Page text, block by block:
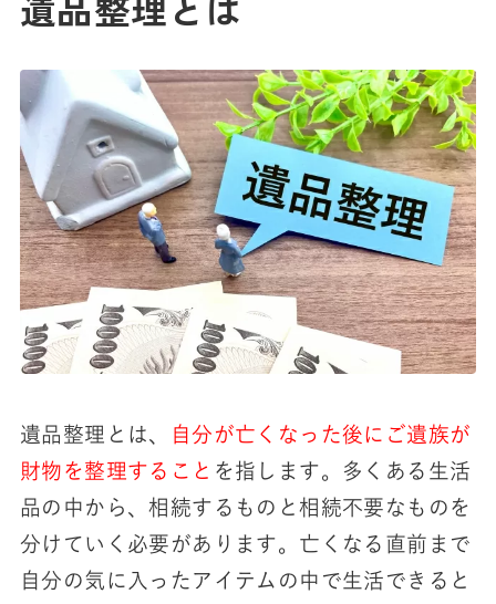
遺品整理とは、
自分が亡くなった後にご遺族が
財物を整理すること を指します。多くある生活
品の中から、相続するものと相続不要なものを
分けていく必要があります。亡くなる直前まで
自分の気に入ったアイテムの中で生活できると